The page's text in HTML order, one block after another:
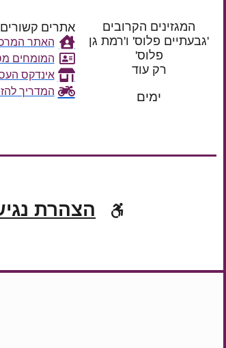
המגזינים הקרובים
'גבעתיים פלוס' ו'רמת גן
פלוס'
רק עוד
ימים
אתרים קשורים
האתר
המומחים
אינדקס
המדריך
הצהרת